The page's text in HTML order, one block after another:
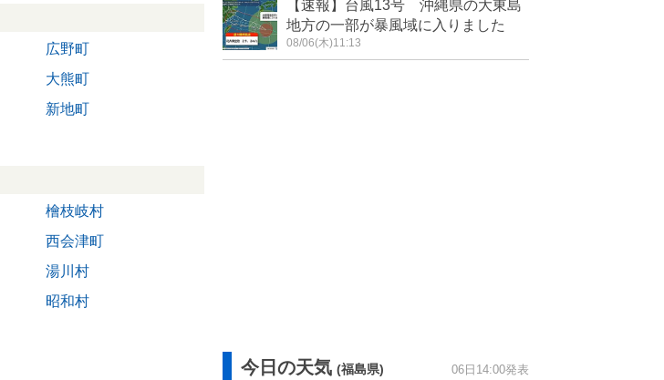
広野町
大熊町
新地町
檜枝岐村
西会津町
湯川村
昭和村
【速報】台風13号 沖縄県の大東島
地方の一部が暴風域に入りました
08/06(木)11:13
今日の天気 (福島県) 06日14:00発表